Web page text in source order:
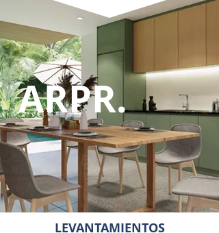
ARPR.
LEVANTAMIENTOS